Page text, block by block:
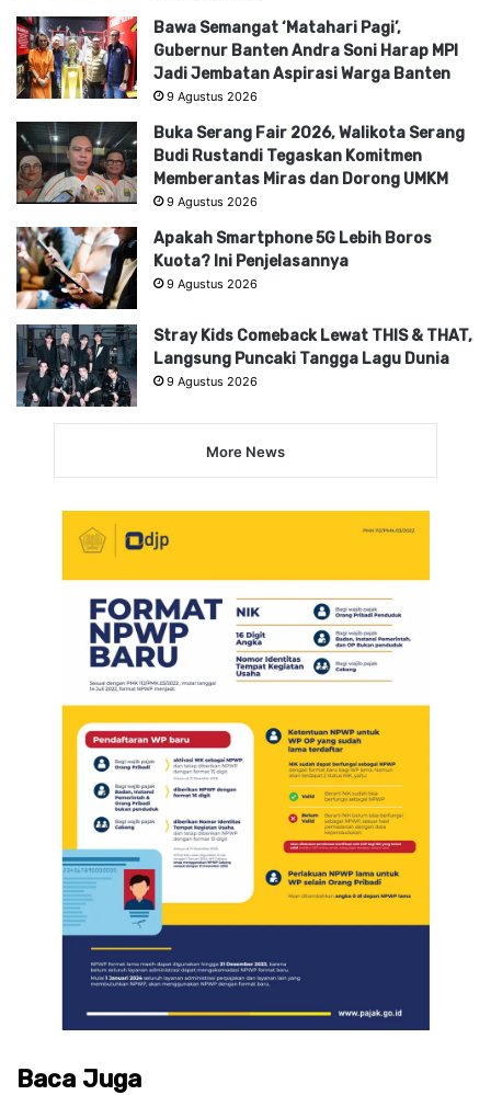
Bawa Semangat ‘Matahari Pagi’,
Gubernur Banten Andra Soni Harap MPI
Jadi Jembatan Aspirasi Warga Banten
9 Agustus 2026
Buka Serang Fair 2026, Walikota Serang
Budi Rustandi Tegaskan Komitmen
Memberantas Miras dan Dorong UMKM
9 Agustus 2026
Apakah Smartphone 5G Lebih Boros
Kuota? Ini Penjelasannya
9 Agustus 2026
Stray Kids Comeback Lewat THIS & THAT,
Langsung Puncaki Tangga Lagu Dunia
9 Agustus 2026
More News
Baca Juga